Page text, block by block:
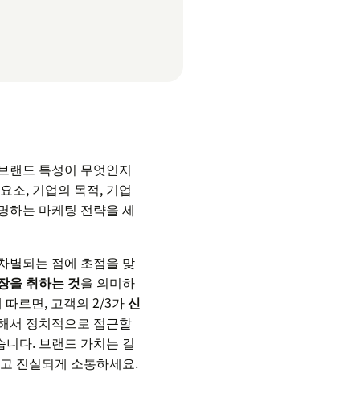
랜드 특성이 무엇인지
소, 기업의 목적, 기업
하는 마케팅 전략을 세
별되는 점에 초점을 맞
을 취하는 것을 의미하
따르면, 고객의 2/3가신
서 정치적으로 접근할
다. 브랜드 가치는 길
진실되게 소통하세요.